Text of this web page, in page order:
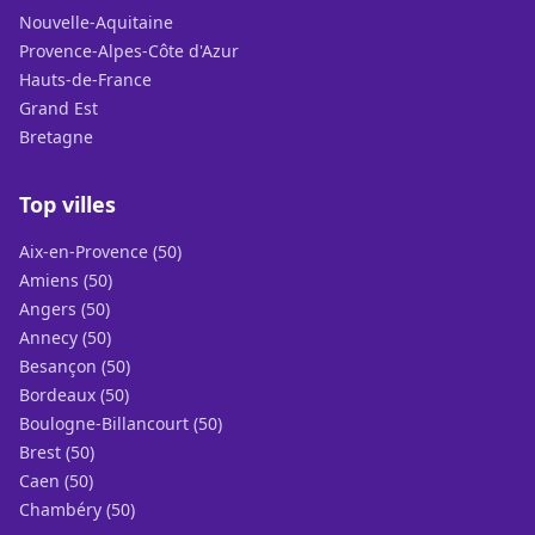
Nouvelle-Aquitaine
Provence-Alpes-Côte d'Azur
Hauts-de-France
Grand Est
Bretagne
Top villes
Aix-en-Provence (50)
Amiens (50)
Angers (50)
Annecy (50)
Besançon (50)
Bordeaux (50)
Boulogne-Billancourt (50)
Brest (50)
Caen (50)
Chambéry (50)